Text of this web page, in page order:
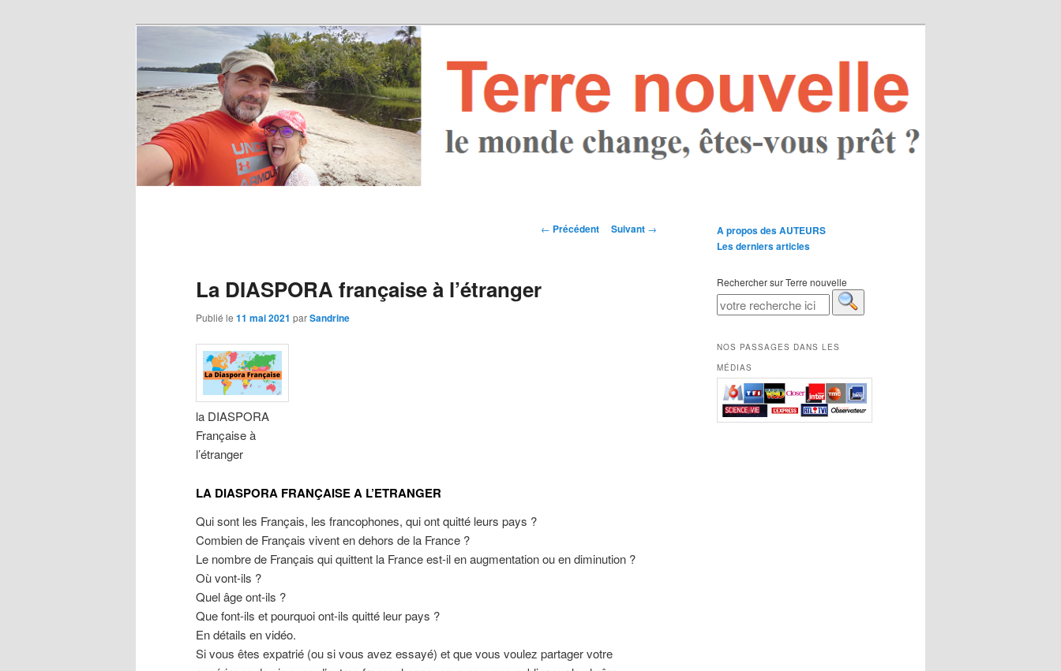
Navigation des
← Précédent Suivant →
La DIASPORA française à l’étranger
Publié le 11 mai 2021 parSandrine
la DIASPORA
Française à
l’étranger
LA DIASPORA FRANÇAISE A L’ETRANGER
Qui sont les Français, les francophones, qui ont quitté leurs pays ?
Combien de Français vivent en dehors de la France ?
Le nombre de Français qui quittent la France est-il en augmentation ou en diminution ?
Où vont-ils ?
Quel âge ont-ils ?
Que font-ils et pourquoi ont-ils quitté leur pays ?
En détails en vidéo.
Si vous êtes expatrié (ou si vous avez essayé) et que vous voulez partager votre
A propos des AUTEURS
Les derniers articles
Rechercher sur Terre nouvelle
NOS PASSAGES DANS LES
MÉDIAS